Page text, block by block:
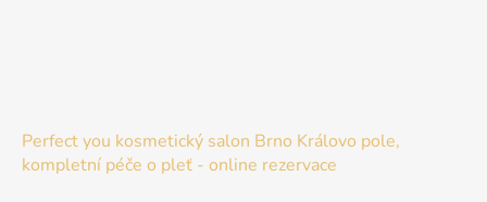
Perfect you kosmetický salon Brno Královo pole,
kompletní péče o pleť - online rezervace